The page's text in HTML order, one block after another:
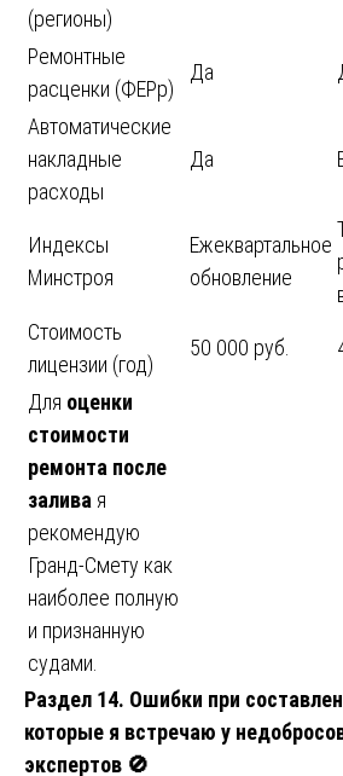
(регионы)
Ремонтные
расценки (ФЕРр)
Да
Автоматические
накладные
расходы
Да
Индексы
Минстроя
Ежеквартальное
обновление
Стоимость
лицензии (год)
50 000 руб.
Для оценки
стоимости
ремонта после
залива я
рекомендую
Гранд-Смету как
наиболее полную
и признанную
судами.
Раздел 14. Ошибки при
которые я встречаю у
экспертов 🚫